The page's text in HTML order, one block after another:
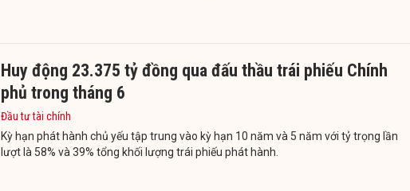
Huy động 23.375 tỷ đồng qua đấu thầu trái phiếu Chính
phủ trong tháng 6
Đầu tư tài chính
Kỳ hạn phát hành chủ yếu tập trung vào kỳ hạn 10 năm và 5 năm với tỷ trọng lần
lượt là 58% và 39% tổng khối lượng trái phiếu phát hành.